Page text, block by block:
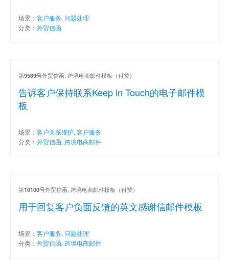
场景： 客户服务, 问题处理
分类： 外贸信函
告诉客户保持联系Keep in Touch的电子邮件模
板
第9589号外贸信函, 跨境电商邮件模板（付费）
场景： 客户关系维护, 客户服务
分类： 外贸信函, 跨境电商邮件
用于回复客户负面反馈的英文感谢信邮件模板
第10100号外贸信函, 跨境电商邮件模板（付费）
场景： 客户服务, 问题处理
分类： 外贸信函, 跨境电商邮件